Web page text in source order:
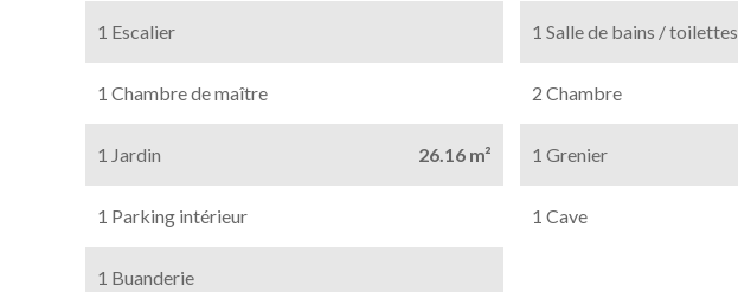
1 Escalier 1 Salle de bains / toilettes
1 Chambre de maître 2 Chambre
1 Jardin 26.16 m² 1 Grenier
1 Parking intérieur 1 Cave
1 Buanderie